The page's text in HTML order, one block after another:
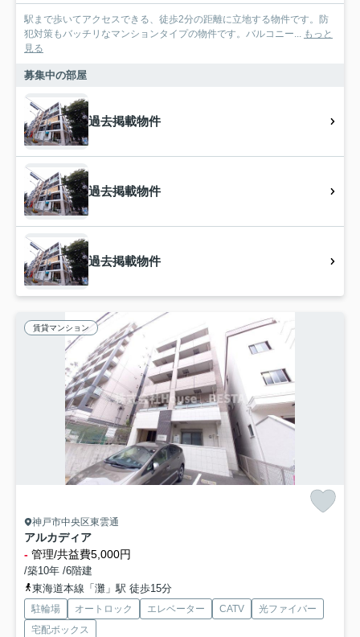
駅まで歩いてアクセスできる、徒歩2分の距離に立地する物件です。防
犯対策もバッチリなマンションタイプの物件です。バルコニー... もっと
見る
募集中の部屋
過去掲載物件
過去掲載物件
過去掲載物件
賃貸マンション
神戸市中央区東雲通
アルカディア
- 管理/共益費5,000円
/築10年 /6階建
東海道本線「灘」駅 徒歩15分
駐輪場 オートロック エレベーター CATV
光ファイバー
宅配ボックス